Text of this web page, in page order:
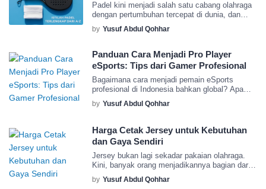
Padel kini menjadi salah satu cabang olahraga
dengan pertumbuhan tercepat di dunia, dan
bersama popularitasnya hadir pula banyak
istilah baru yang perlu dipahami oleh para
ingin mengenal padel lebih dalam, Street
Jersey menyusun Kamus Padel, suatu
referensi ringkas namun lengkap mengenai
berbagai istilah penting dalam permainan ini.
Melalui kamus […]
by Yusuf Abdul Qohhar
Panduan Cara Menjadi Pro Player
eSports: Tips dari Gamer Profesional
Bagaimana cara menjadi pemain eSports
profesional di Indonesia bahkan global? Apa
saja yang menanti di perjalanan? Rintangan apa
saja yang mungkin dihadapi? Artikel ini akan
tips praktis, serta memberi gambaran nyata
tentang kehidupan sehari-hari seorang pro
player. Mengapa karier pemain eSports
profesional jadi impian baru? Dalam beberapa
tahun terakhir, eSports berkembang […]
by Yusuf Abdul Qohhar
Harga Cetak Jersey untuk Kebutuhan
dan Gaya Sendiri
Jersey bukan lagi sekadar pakaian olahraga.
Kini, banyak orang menjadikannya bagian dari
gaya hidup. Dari tim futsal, komunitas e-sport,
hingga sekadar identitas kelompok, jersey hadir
by Yusuf Abdul Qohhar